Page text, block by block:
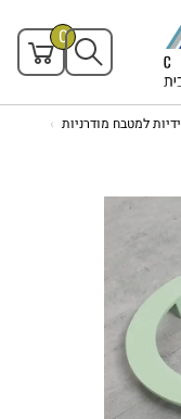
0
ידיות למטבח מודרניות